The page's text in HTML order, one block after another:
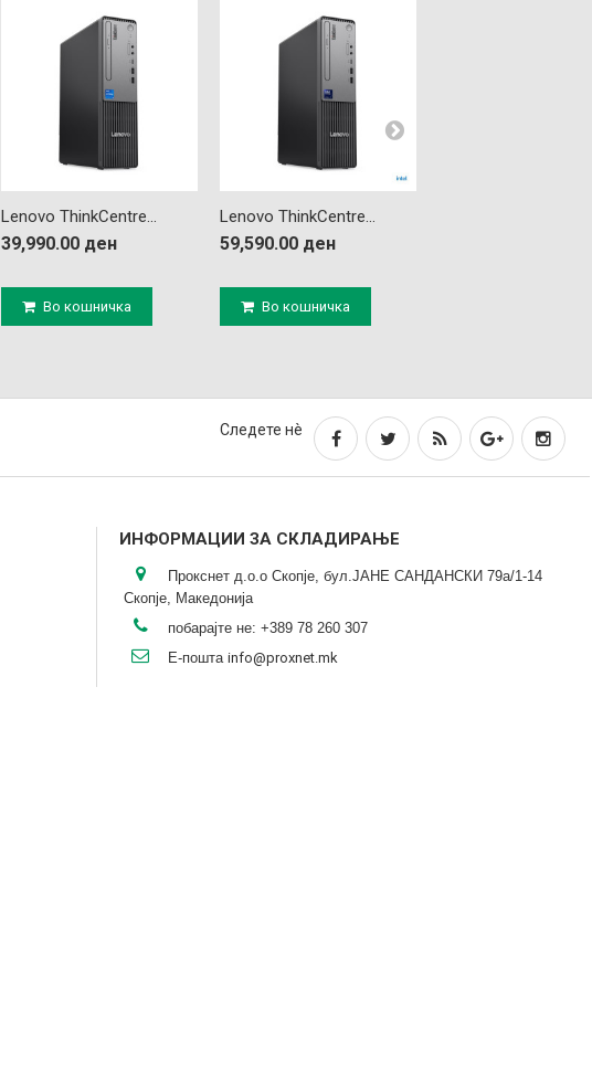
Lenovo ThinkCentre...
39,990.00 ден
Во кошничка
Lenovo ThinkCentre...
59,590.00 ден
Во кошничка
Следете нè
ИНФОРМАЦИИ ЗА СКЛАДИРАЊЕ
Прокснет д.о.о Скопје, бул.ЈАНЕ САНДАНСКИ 79а/1-14
Скопје, Македонија
побарајте не:+389 78 260 307
Е-поштаinfo@proxnet.mk